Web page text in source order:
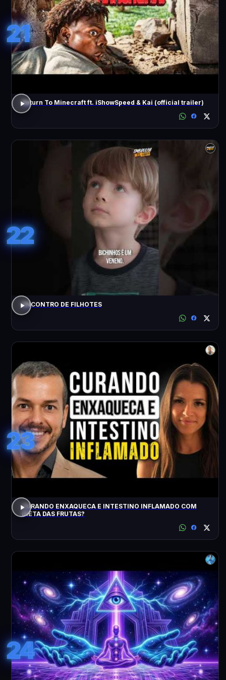
21
Return To Minecraft ft. iShowSpeed & Kai (official trailer)
22
ENCONTRO DE FILHOTES
23
CURANDO ENXAQUECA E INTESTINO INFLAMADO COM
DIETA DAS FRUTAS?
24